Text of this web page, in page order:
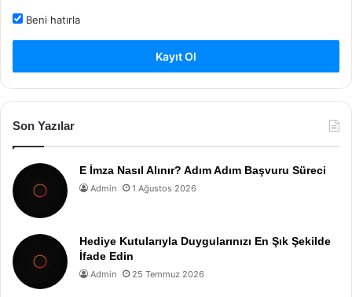
Beni hatırla
Kayıt Ol
Son Yazılar
E İmza Nasıl Alınır? Adım Adım Başvuru Süreci
Admin 1 Ağustos 2026
Hediye Kutularıyla Duygularınızı En Şık Şekilde
İfade Edin
Admin 25 Temmuz 2026